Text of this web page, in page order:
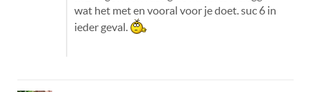
wat het met en vooral voor je doet. suc 6 in
ieder geval.